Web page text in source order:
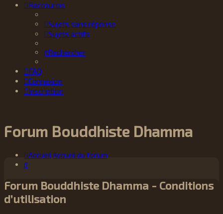
Raccourcis
Sujets sans réponse
Sujets actifs
Rechercher
FAQ
Connexion
Inscription
Forum Bouddhiste Dhamma
AccueilAccueil du forum
Forum Bouddhiste Dhamma - Conditions
d’utilisation